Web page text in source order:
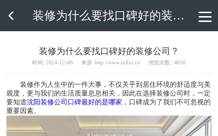
 装修为什么要找口碑好的装修公司？
装修为什么要找口碑好的装修公司？
时间: 2024-12-06 来源: http://www.sylfzs.cn 浏览次数 : 4630
装修作为人生中的一件大事，不仅关乎到居住环境的舒适度与美
观度，更与我们的生活质量息息相关，因此在选择装修公司时，一定
要知道沈阳装修公司口碑最好的是哪家 ，口碑成为了我们不可忽视的
重要因素。